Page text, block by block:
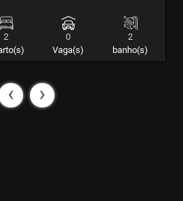
2
0
Vaga(s)
2
banho(s)
‹ ›